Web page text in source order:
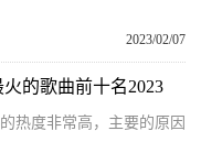
2023/02/07
的歌曲前十名2023
热度非常高，主要的原因